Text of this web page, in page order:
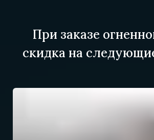
При заказе
скидка на